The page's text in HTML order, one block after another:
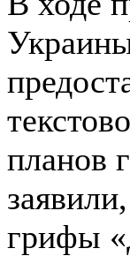
планов
грифы